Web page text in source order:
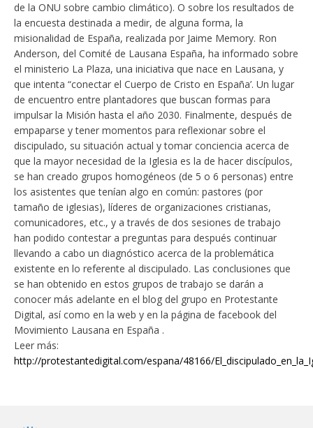
de la ONU sobre cambio climático). O sobre los resultados de
la encuesta destinada a medir, de alguna forma, la
misionalidad de España, realizada por Jaime Memory. Ron
Anderson, del Comité de Lausana España, ha informado sobre
el ministerio La Plaza, una iniciativa que nace en Lausana, y
que intenta “conectar el Cuerpo de Cristo en España’. Un lugar
de encuentro entre plantadores que buscan formas para
impulsar la Misión hasta el año 2030. Finalmente, después de
empaparse y tener momentos para reflexionar sobre el
discipulado, su situación actual y tomar conciencia acerca de
que la mayor necesidad de la Iglesia es la de hacer discípulos,
se han creado grupos homogéneos (de 5 o 6 personas) entre
los asistentes que tenían algo en común: pastores (por
tamaño de iglesias), líderes de organizaciones cristianas,
comunicadores, etc., y a través de dos sesiones de trabajo
han podido contestar a preguntas para después continuar
llevando a cabo un diagnóstico acerca de la problemática
existente en lo referente al discipulado. Las conclusiones que
se han obtenido en estos grupos de trabajo se darán a
conocer más adelante en el blog del grupo en Protestante
Digital, así como en la web y en la página de facebook del
Movimiento Lausana en España .
Leer más:
http://protestantedigital.com/espana/48166/